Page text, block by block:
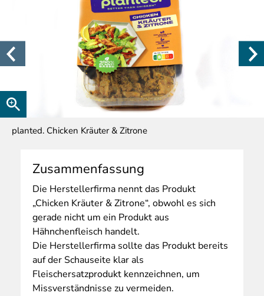
planted. Chicken Kräuter & Zitrone
Zusammenfassung
Die Herstellerfirma nennt das Produkt
„Chicken Kräuter & Zitrone“, obwohl es sich
gerade nicht um ein Produkt aus
Hähnchenfleisch handelt.
Die Herstellerfirma sollte das Produkt bereits
auf der Schauseite klar als
Fleischersatzprodukt kennzeichnen, um
Missverständnisse zu vermeiden.